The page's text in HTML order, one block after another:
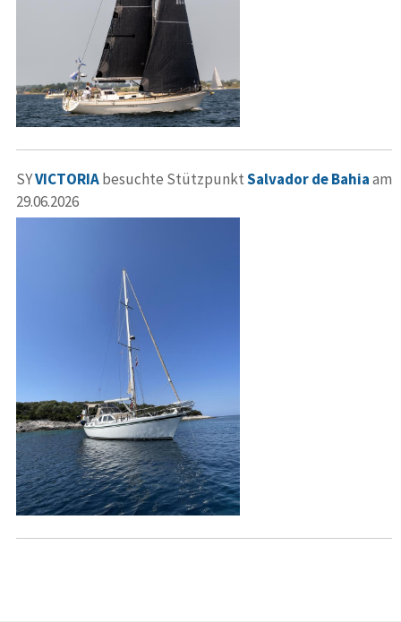
SYVICTORIAbesuchte StützpunktSalvador de Bahiaam
29.06.2026